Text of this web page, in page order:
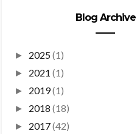
Blog Archive
► 2025(1)
► 2021 (1)
► 2019(1)
► 2018 (18)
► 2017(42)